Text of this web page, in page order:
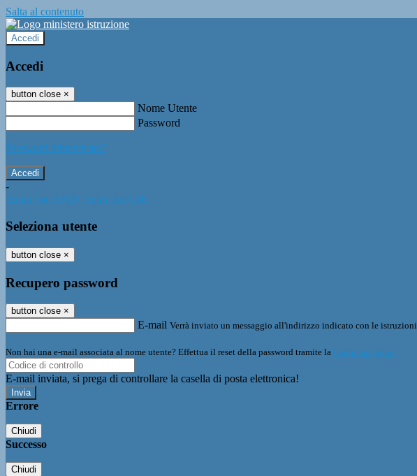
Salta al contenuto
Accedi
Accedi
button close ×
Nome Utente
Password
Password dimenticata?
-
Entra con SPID Entra con CIE
Seleziona utente
button close ×
Recupero password
button close ×
E-mail Verrà inviato un messaggio all'indirizzo indicato con le istruzioni
Non hai una e-mail associata al nome utente? Effettua il reset della password tramite la Login Spaggiari
E-mail inviata, si prega di controllare la casella di posta elettronica!
Errore
Chiudi
Successo
Chiudi